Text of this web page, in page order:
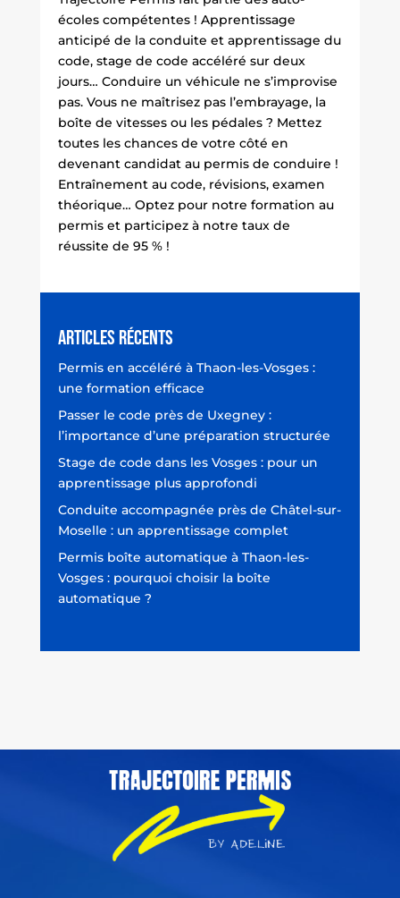
écoles compétentes ! Apprentissage
anticipé de la conduite et apprentissage du
code, stage de code accéléré sur deux
jours… Conduire un véhicule ne s’improvise
pas. Vous ne maîtrisez pas l’embrayage, la
boîte de vitesses ou les pédales ? Mettez
toutes les chances de votre côté en
devenant candidat au permis de conduire !
Entraînement au code, révisions, examen
théorique… Optez pour notre formation au
permis et participez à notre taux de
réussite de 95 % !
Articles récents
Permis en accéléré à Thaon-les-Vosges :
une formation efficace
Passer le code près de Uxegney :
l’importance d’une préparation structurée
Stage de code dans les Vosges : pour un
apprentissage plus approfondi
Conduite accompagnée près de Châtel-sur-
Moselle : un apprentissage complet
Permis boîte automatique à Thaon-les-
Vosges : pourquoi choisir la boîte
automatique ?